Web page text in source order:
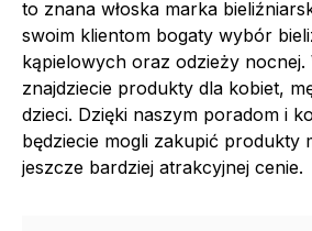
to znana włoska marka
swoim klientom bogaty wybór
kąpielowych oraz odzieży nocnej.
znajdziecie produkty dla kobiet,
dzieci. Dzięki naszym poradom i
będziecie mogli zakupić produkty
jeszcze bardziej atrakcyjnej cenie.